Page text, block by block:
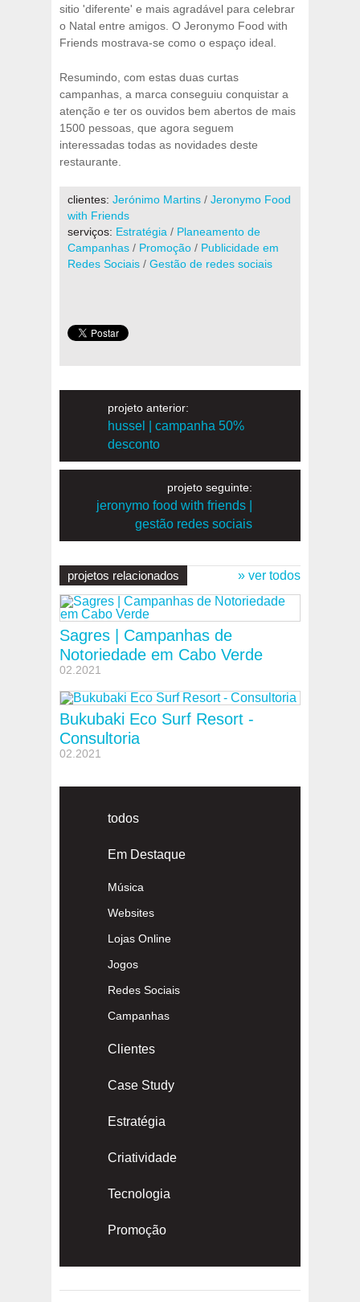
sitio 'diferente' e mais agradável para celebrar
o Natal entre amigos. O Jeronymo Food with
Friends mostrava-se como o espaço ideal.
Resumindo, com estas duas curtas
campanhas, a marca conseguiu conquistar a
atenção e ter os ouvidos bem abertos de mais
1500 pessoas, que agora seguem
interessadas todas as novidades deste
restaurante.
clientes: Jerónimo Martins / Jeronymo Food
with Friends
serviços: Estratégia / Planeamento de
Campanhas / Promoção / Publicidade em
Redes Sociais / Gestão de redes sociais
projeto anterior:
hussel | campanha 50%
desconto
projeto seguinte:
jeronymo food with friends |
gestão redes sociais
projetos relacionados » ver todos
Sagres | Campanhas de
Notoriedade em Cabo Verde
02.2021
Bukubaki Eco Surf Resort -
Consultoria
02.2021
todos
Em Destaque
Música
Websites
Lojas Online
Jogos
Redes Sociais
Campanhas
Clientes
Case Study
Estratégia
Criatividade
Tecnologia
Promoção